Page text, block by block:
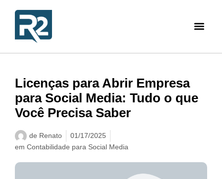
Licenças para Abrir Empresa
para Social Media: Tudo o que
Você Precisa Saber
de Renato
01/17/2025
em Contabilidade para Social Media